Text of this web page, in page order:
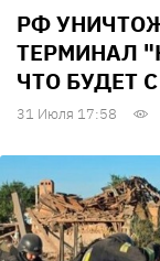
РФ
ТЕРМИНАЛ
ЧТО БУДЕТ
31 Июля 17:58